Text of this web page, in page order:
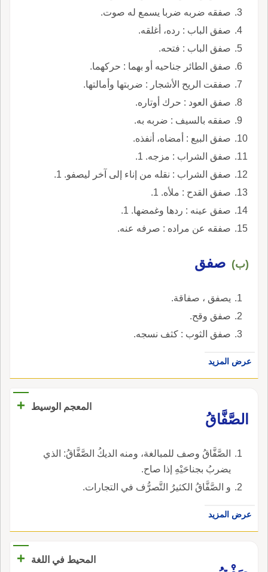
صفقه ضربه ضربا يسمع له صوت.
صفق الباب : رده، أغلقه.
صفق الباب : فتحه.
صفق الطائر جناحيه أو بهما : حركهما.
صفقت الريح الأشجار : ضربتها وأمالتها.
صفق العود : حرك أوتاره.
صفقه بالسيف : ضربه به.
صفق البيع : أمضاه، أنفذه.
صفق الشراب : مزجه. 1.
صفق الشراب : نقله من إناء إلى آخر ليصفو. 1.
صفق القدح : ملأه. 1.
صفق عينه : ردها وغمضها. 1.
صفقه عن مراده : صرفه عنه.
(ب) صفق
يصفق ، صفاقة.
صفق وقح.
صفق الثوب : كثف نسجه.
عرض المزيد
المعجم الوسيط
+
الصَّفَّاقُ
الصَّفَّاقُ وصف للمبالغة، ومنه الديكُ الصَّفَّاقُ: الذي
يضربُ بجناحَيْهِ إذا صاح.
و الصَّفَّاقُ الكثيرُ التَّصرُّف في التجارات.
عرض المزيد
المحيط في اللغة
+